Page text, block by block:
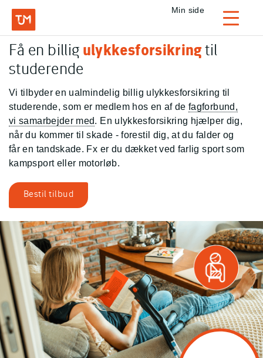
Privat
Login
Min side
TJM Forsikring – Gå til forside
Få en billig ulykkesforsikringtil
studerende
Vi tilbyder en ualmindelig billig ulykkesforsikring til
studerende, som er medlem hos en af defagforbund,
vi samarbejder med. En ulykkesforsikring hjælper dig,
når du kommer til skade - forestil dig, at du falder og
får en tandskade. Fx er du dækket ved farlig sport som
kampsport eller motorløb.
Bestil tilbud